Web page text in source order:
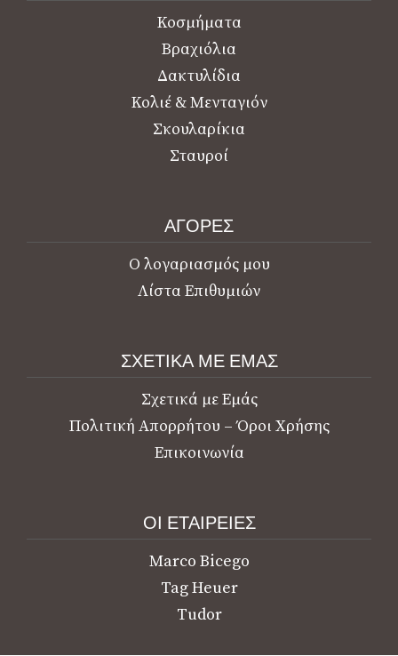
Κοσμήματα
Βραχιόλια
Δακτυλίδια
Κολιέ & Μενταγιόν
Σκουλαρίκια
Σταυροί
ΑΓΟΡΕΣ
Ο λογαριασμός μου
Λίστα Επιθυμιών
ΣΧΕΤΙΚΑ ΜΕ ΕΜΑΣ
Σχετικά με Εμάς
Πολιτική Απορρήτου – Όροι Χρήσης
Επικοινωνία
ΟΙ ΕΤΑΙΡΕΙΕΣ
Marco Bicego
Tag Heuer
Tudor